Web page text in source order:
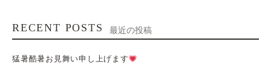
RECENT POSTS 最近の投稿
猛暑酷暑お見舞い申し上げます